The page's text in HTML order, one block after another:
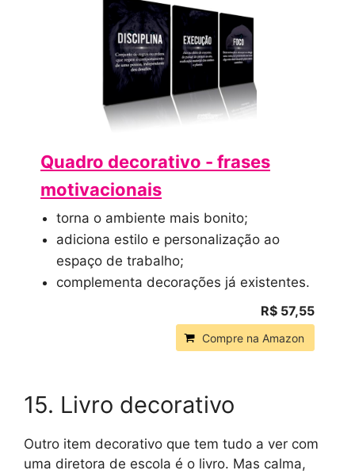
Quadro decorativo - frases
motivacionais
torna o ambiente mais bonito;
adiciona estilo e personalização ao
espaço de trabalho;
complementa decorações já existentes.
R$ 57,55
Compre na Amazon
15. Livro decorativo
Outro item decorativo que tem tudo a ver com
uma diretora de escola é o livro. Mas calma,